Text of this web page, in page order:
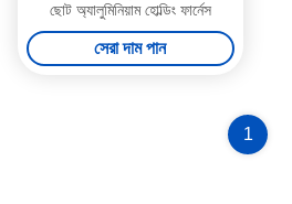
ছোট অ্যালুমিনিয়াম হোল্ডিং ফার্নেস
সেরা দাম পান
1